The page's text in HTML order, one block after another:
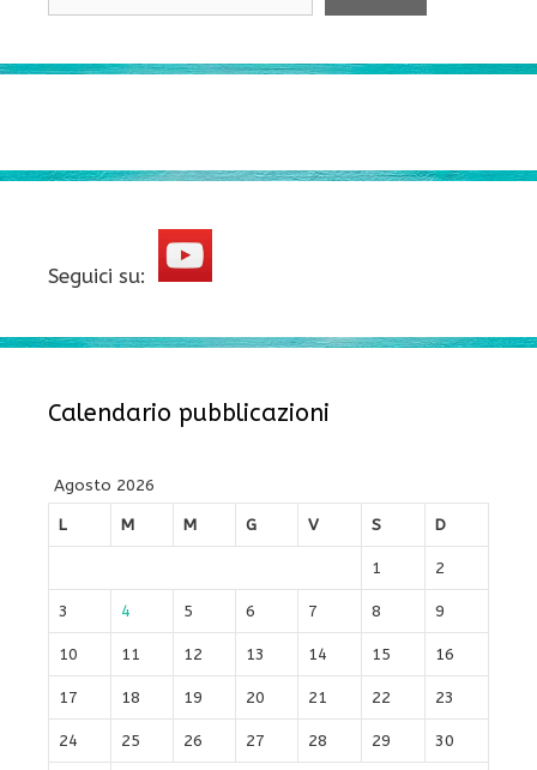
Seguici su:
Calendario pubblicazioni
Agosto 2026
L
M M G V S D
1 2
3 4 5 6 7 8 9
10 11 12 13 14 15 16
17 18 19 20 21 22 23
24 25 26 27 28 29 30